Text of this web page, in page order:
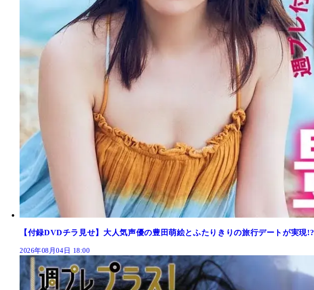
【付録DVDチラ見せ】大人気声優の豊田萌絵とふたりきりの旅行デートが実現!?
2026年08月04日 18:00